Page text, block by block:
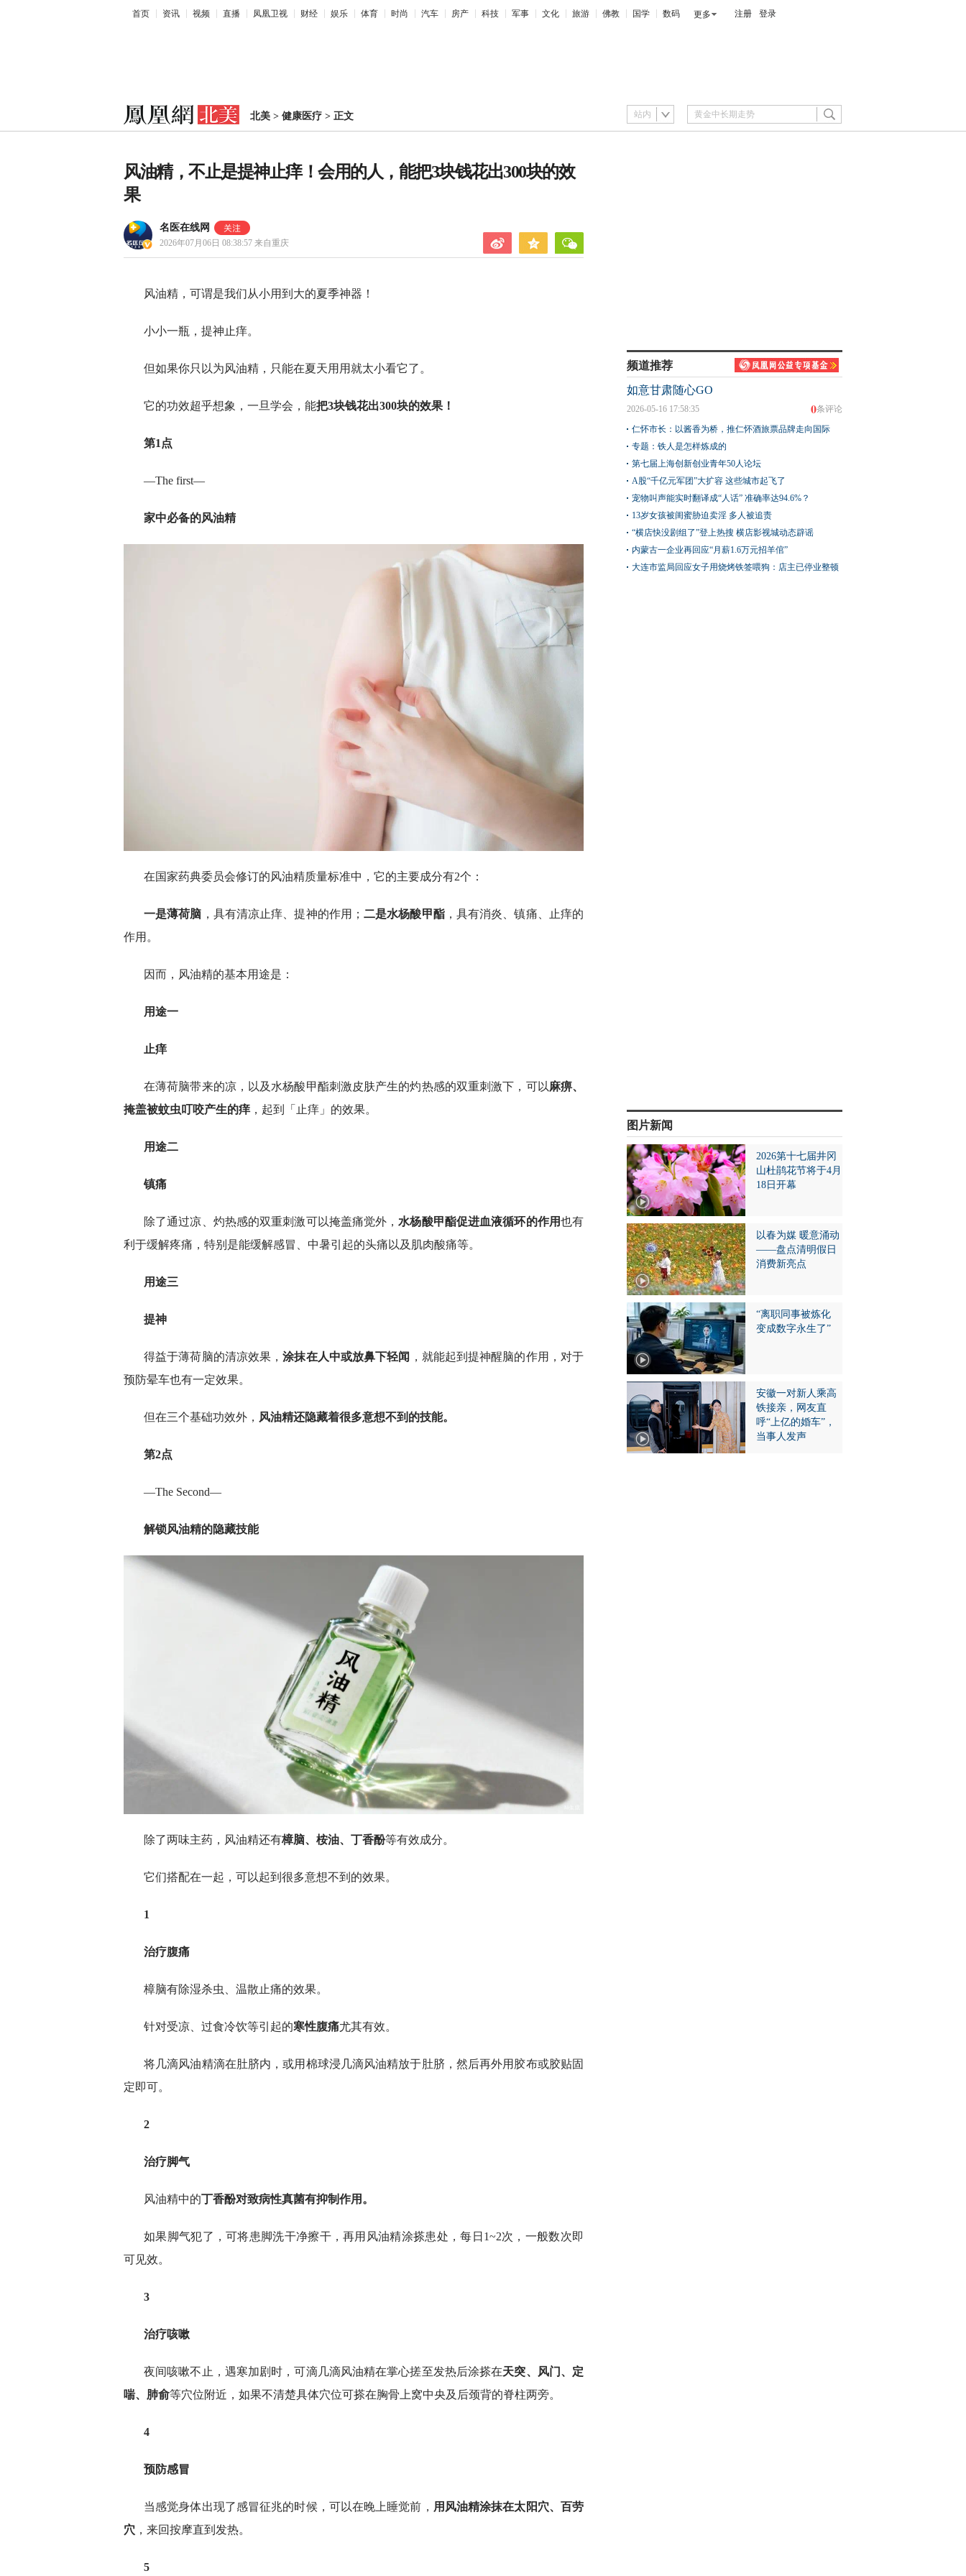
首页 资讯 视频 直播 凤凰卫视 财经 娱乐 体育 时尚 汽车 房产 科技 军事 文化 旅游 佛教 国学 数码 更多 注册 登录
北美 > 健康医疗 > 正文 站内
风油精，不止是提神止痒！会用的人，能把3块钱花出300块的效
果
名医在线网
2026年07月06日 08:38:57 来自重庆
风油精，可谓是我们从小用到大的夏季神器！
小小一瓶，提神止痒。
但如果你只以为风油精，只能在夏天用用就太小看它了。
它的功效超乎想象，一旦学会，能把3块钱花出300块的效果！
第1 点
—The first—
家中必备的风油精
在国家药典委员会修订的风油精质量标准中，它的主要成分有2个：
一是薄荷脑 ，具有清凉止痒、提神的作用； 二是水杨酸甲酯，具有消炎、镇痛、止痒的
作用。
因而，风油精的基本用途是：
用途一
止痒
在薄荷脑带来的凉，以及水杨酸甲酯刺激皮肤产生的灼热感的双重刺激下，可以麻痹、
掩盖被蚊虫叮咬产生的痒，起到「止痒」的效果。
用途二
镇痛
除了通过凉、灼热感的双重刺激可以掩盖痛觉外， 水杨酸甲酯促进血液循环的作用也有
利于缓解疼痛，特别是能缓解感冒、中暑引起的头痛以及肌肉酸痛等。
用途三
提神
得益于薄荷脑的清凉效果，涂抹在人中或放鼻下轻闻 ，就能起到提神醒脑的作用，对于
预防晕车也有一定效果。
但在三个基础功效外， 风油精还隐藏着很多意想不到的技能。
第2点
—The Second—
解锁风油精的隐藏技能
除了两味主药，风油精还有樟脑、桉油、丁香酚等有效成分。
它们搭配在一起，可以起到很多意想不到的效果。
1
治疗腹痛
樟脑有除湿杀虫、温散止痛的效果。
针对受凉、过食冷饮等引起的寒性腹痛尤其有效。
将几滴风油精滴在肚脐内，或用棉球浸几滴风油精放于肚脐，然后再外用胶布或胶贴固
定即可。
2
治疗脚气
风油精中的丁香酚对致病性真菌有抑制作用。
如果脚气犯了，可将患脚洗干净擦干，再用风油精涂搽患处，每日1~2次，一般数次即
可见效。
3
治疗咳嗽
夜间咳嗽不止，遇寒加剧时，可滴几滴风油精在掌心搓至发热后涂搽在天突、风门、定
喘、肺俞等穴位附近，如果不清楚具体穴位可搽在胸骨上窝中央及后颈背的脊柱两旁。
4
预防感冒
当感觉身体出现了感冒征兆的时候，可以在晚上睡觉前， 用风油精涂抹在太阳穴、百劳
穴 ，来回按摩直到发热。
5
频道推荐
如意甘肃随心GO
0条评论
2026-05-16 17:58:35
仁怀市长：以酱香为桥，推仁怀酒旅票品牌走向国际
专题：铁人是怎样炼成的
第七届上海创新创业青年50人论坛
A股“千亿元军团”大扩容 这些城市起飞了
宠物叫声能实时翻译成“人话” 准确率达94.6%？
13岁女孩被闺蜜胁迫卖淫 多人被追责
“横店快没剧组了”登上热搜 横店影视城动态辟谣
内蒙古一企业再回应“月薪1.6万元招羊倌”
大连市监局回应女子用烧烤铁签喂狗：店主已停业整顿
图片新闻
2026第十七届井冈
山杜鹃花节将于4月
18日开幕
以春为媒 暖意涌动
——盘点清明假日
消费新亮点
“离职同事被炼化
变成数字永生了”
安徽一对新人乘高
铁接亲，网友直
呼“上亿的婚车”，
当事人发声